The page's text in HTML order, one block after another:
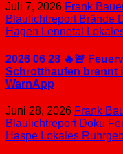
Juli 7, 2026 Frank
Blaulichtreport Brände
Hagen Lennetal
2026 06 28 🔥🚨
Schrotthaufen brennt
WarnApp
Juni 28, 2026 Frank
Blaulichtreport Doku
Haspe Lokales